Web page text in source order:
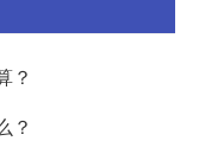
？
？